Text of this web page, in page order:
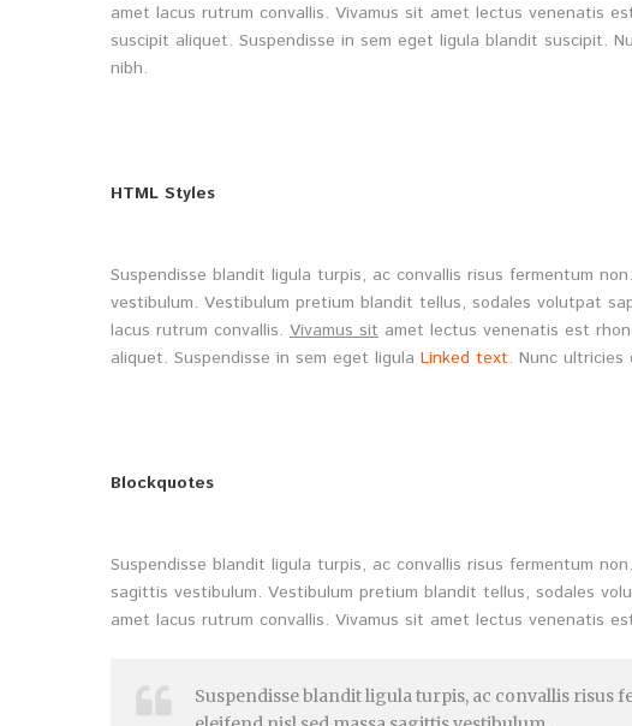
amet lacus rutrum convallis. Vivamus sit amet lectus venenatis
suscipit aliquet. Suspendisse in sem eget ligula blandit suscipit.
nibh.
HTML Styles
Suspendisse blandit ligula turpis, ac convallis risus fermentum non.
vestibulum. Vestibulum pretium blandit tellus, sodales volutpat
lacus rutrum convallis. Vivamus sit amet lectus venenatis est
aliquet. Suspendisse in sem eget ligula Linked text. Nunc
Blockquotes
Suspendisse blandit ligula turpis, ac convallis risus fermentum
sagittis vestibulum. Vestibulum pretium blandit tellus, sodales
amet lacus rutrum convallis. Vivamus sit amet lectus venenatis
Suspendisse blandit ligula turpis, ac convallis risus